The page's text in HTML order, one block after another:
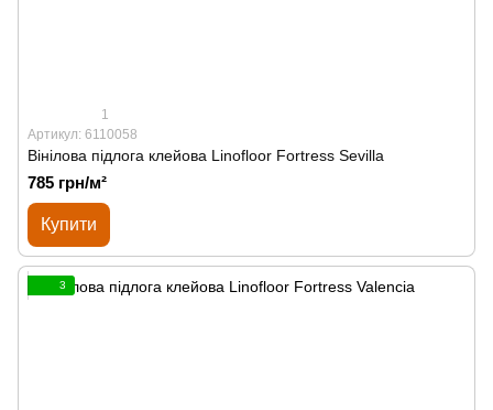
1
Артикул: 6110058
Вінілова підлога клейова Linofloor Fortress Sevilla
785 грн/м²
Купити
3